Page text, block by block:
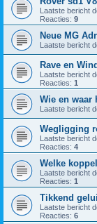
Laatste bericht
Reacties: 9
Neue MG
Laatste bericht
Rave en
Laatste bericht
Reacties: 1
Wie en waar
Laatste bericht
Wegligging
Laatste bericht
Reacties: 4
Welke
Laatste bericht
Reacties: 1
Tikkend
Laatste bericht
Reacties: 6